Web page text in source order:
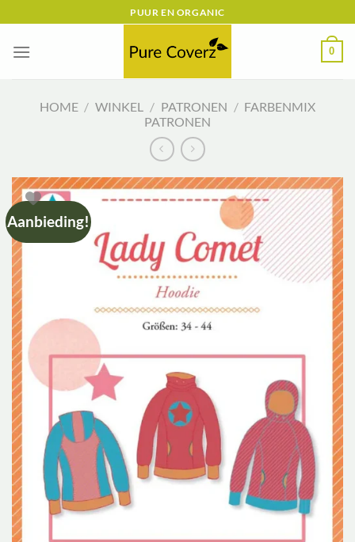
naar
inhoud
PUUR EN ORGANIC
0
HOME / WINKEL / PATRONEN / FARBENMIX
PATRONEN
Aanbieding!